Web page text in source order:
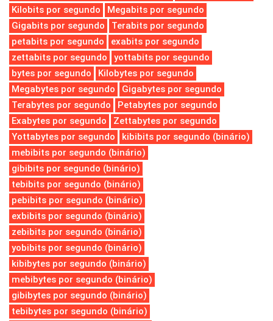
Kilobits por segundo
Megabits por segundo
Gigabits por segundo
Terabits por segundo
petabits por segundo
exabits por segundo
zettabits por segundo
yottabits por segundo
bytes por segundo
Kilobytes por segundo
Megabytes por segundo
Gigabytes por segundo
Terabytes por segundo
Petabytes por segundo
Exabytes por segundo
Zettabytes por segundo
Yottabytes por segundo
kibibits por segundo (binário)
mebibits por segundo (binário)
gibibits por segundo (binário)
tebibits por segundo (binário)
pebibits por segundo (binário)
exbibits por segundo (binário)
zebibits por segundo (binário)
yobibits por segundo (binário)
kibibytes por segundo (binário)
mebibytes por segundo (binário)
gibibytes por segundo (binário)
tebibytes por segundo (binário)